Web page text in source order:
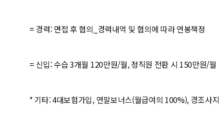
= 경력: 면접 후 협의_경력내역 및 협의에 따라 연봉책정
= 신입: 수습 3개월 120만원/월, 정직원 전환 시 150만원/월
* 기타: 4대보험가입, 연말보너스(월급여의 100%), 경조사